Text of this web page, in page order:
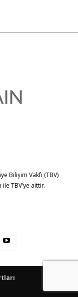
Bilişim Vakfı (TBV)
ile TBV’ye aittir.